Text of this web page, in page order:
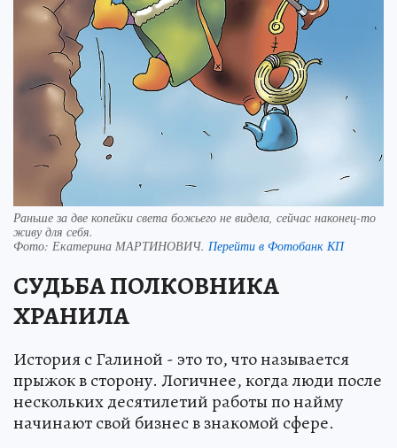
Раньше за две копейки света божьего не видела, сейчас наконец-то
живу для себя.
Фото: Екатерина МАРТИНОВИЧ. Перейти в Фотобанк КП
СУДЬБА ПОЛКОВНИКА
ХРАНИЛА
История с Галиной - это то, что называется
прыжок в сторону. Логичнее, когда люди после
нескольких десятилетий работы по найму
начинают свой бизнес в знакомой сфере.